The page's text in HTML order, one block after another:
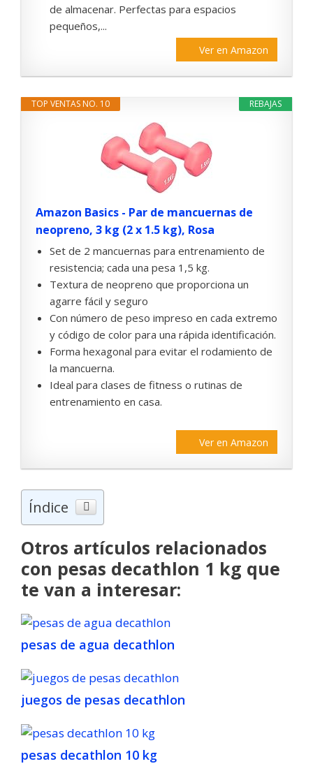
de almacenar. Perfectas para espacios
pequeños,...
Ver en Amazon
REBAJAS
TOP VENTAS NO. 10
Amazon Basics - Par de mancuernas de
neopreno, 3 kg (2 x 1.5 kg), Rosa
Set de 2 mancuernas para entrenamiento de
resistencia; cada una pesa 1,5 kg.
Textura de neopreno que proporciona un
agarre fácil y seguro
Con número de peso impreso en cada extremo
y código de color para una rápida identificación.
Forma hexagonal para evitar el rodamiento de
la mancuerna.
Ideal para clases de fitness o rutinas de
entrenamiento en casa.
Ver en Amazon
Índice
Otros artículos relacionados
con pesas decathlon 1 kg que
te van a interesar:
pesas de agua decathlon
juegos de pesas decathlon
pesas decathlon 10 kg